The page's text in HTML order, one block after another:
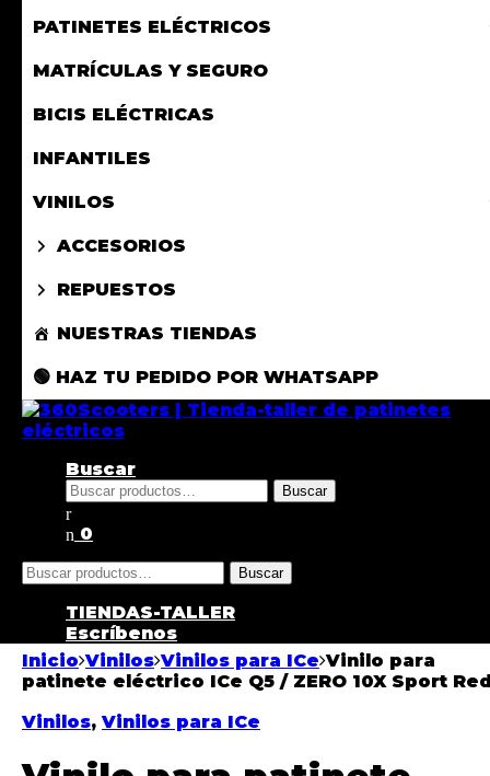
PATINETES ELÉCTRICOS
MATRÍCULAS Y SEGURO
BICIS ELÉCTRICAS
INFANTILES
VINILOS
ACCESORIOS
REPUESTOS
NUESTRAS TIENDAS
🟢 HAZ TU PEDIDO POR WHATSAPP
Buscar
Buscar
0
Buscar
TIENDAS-TALLER
Escríbenos
Inicio Vinilos Vinilos para ICe Vinilo para
patinete eléctrico ICe Q5 / ZERO 10X Sport
Vinilos,Vinilos para ICe